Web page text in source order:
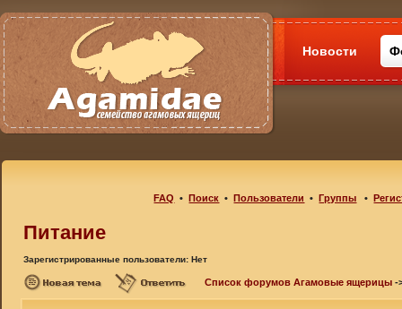
Новости
FAQ •Поиск •Пользователи •Группы •
Питание
Зарегистрированные пользователи: Нет
Список форумов Агамовые ящерицы -